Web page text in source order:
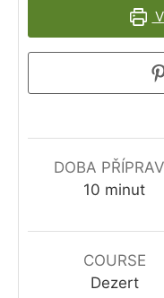
DOBA
10 minutes
minut
COURSE
Dezert